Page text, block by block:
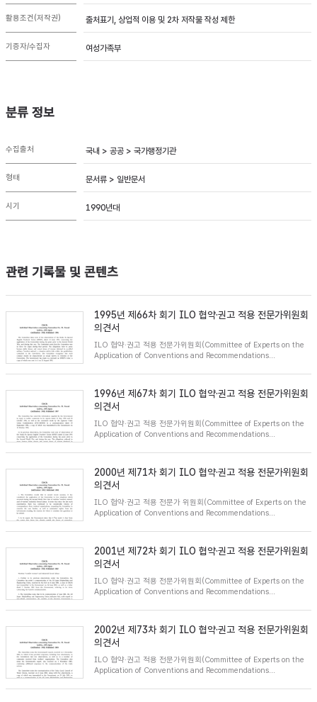
활용조건(저작권) 출처표기, 상업적 이용 및 2차 저작물 작성 제한
기증자/수집자 여성가족부
분류 정보
수집출처 국내 > 공공 > 국가행정기관
형태 문서류 > 일반문서
시기 1990년대
관련 기록물 및 콘텐츠
1995년 제66차 회기 ILO 협약·권고 적용 전문가위원회
의견서
ILO 협약·권고 적용 전문가위원회(Committee of Experts on the
Application of Conventions and Recommendations...
1996년 제67차 회기 ILO 협약·권고 적용 전문가위원회
의견서
ILO 협약·권고 적용 전문가위원회(Committee of Experts on the
Application of Conventions and Recommendations...
2000년 제71차 회기 ILO 협약·권고 적용 전문가위원회
의견서
ILO 협약·권고 적용 전문가 위원회(Committee of Experts on the
Application of Conventions and Recommendations...
2001년 제72차 회기 ILO 협약·권고 적용 전문가위원회
의견서
ILO 협약·권고 적용 전문가위원회(Committee of Experts on the
Application of Conventions and Recommendations...
2002년 제73차 회기 ILO 협약·권고 적용 전문가위원회
의견서
ILO 협약·권고 적용 전문가위원회(Committee of Experts on the
Application of Conventions and Recommendations...